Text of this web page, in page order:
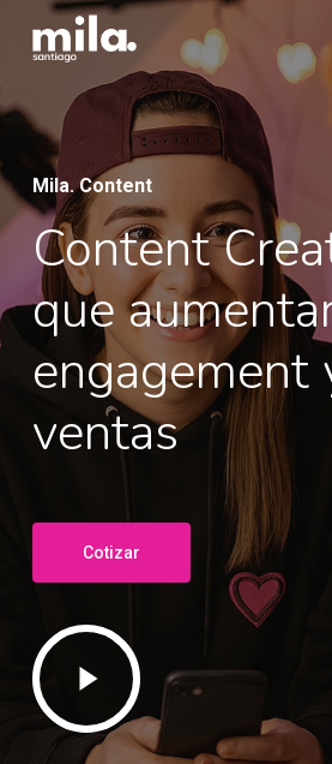
content
Mila. Content
Content
que
engagement
ventas
Cotizar
Play
Video